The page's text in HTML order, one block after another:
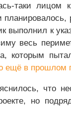
таки
выполнил к
весь
которым
ещё в прошлом
что
но